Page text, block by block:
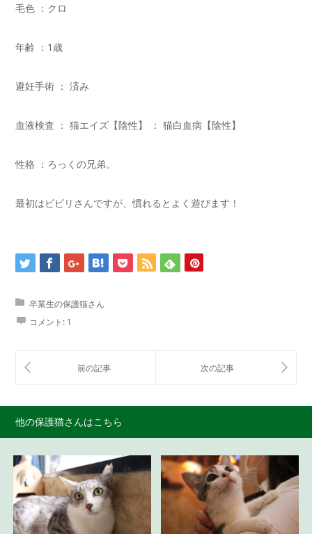
毛色 ：クロ
年齢 ：1歳
避妊手術 ： 済み
血液検査 ： 猫エイズ【陰性】 ： 猫白血病【陰性】
性格 ：ろっくの兄弟。
最初はビビリさんですが、慣れるとよく遊びます！
卒業生の保護猫さん
コメント: 1
他の保護猫さんはこちら